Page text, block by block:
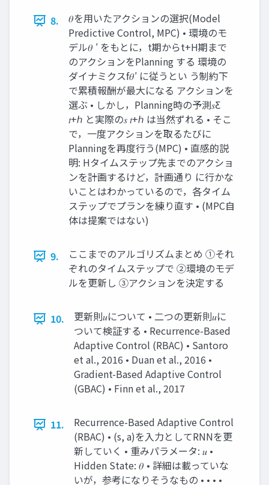
8.
𝜃を用いたアクションの選択(Model
Predictive Control, MPC) • 環境のモ
デル𝜃 ′ をもとに，t期からt+H期まで
のアクションをPlanning する 環境の
ダイナミクスf𝜃′ に従うとい う制約下
で累積報酬が最大になる アクションを
選ぶ • しかし，Planning時の予測𝑠Ƹ
𝑡+ℎ と実際の𝑠 𝑡+ℎ は当然ずれる • そこ
で，一度アクションを取るたびに
Planningを再度行う(MPC) • 直感的説
明: Hタイムステップ先までのアクショ
ンを計画するけど，計画通り に行かな
いことはわかっているので，各タイム
ステップでプランを練り直す • (MPC自
体は提案ではない)
9.
ここまでのアルゴリズムまとめ ①それ
ぞれのタイムステップで ②環境のモデ
ルを更新し ③アクションを決定する
10.
更新則𝑢について • 二つの更新則𝑢に
ついて検証する • Recurrence-Based
Adaptive Control (RBAC) • Santoro
et al., 2016 • Duan et al., 2016 •
Gradient-Based Adaptive Control
(GBAC) • Finn et al., 2017
11.
Recurrence-Based Adaptive Control
(RBAC) • (s, a)を入力としてRNNを更
新していく • 重みパラメータ: 𝑢 •
Hidden State: 𝜃 • 詳細は載っていな
いが，参考になりそうなもの • • • •